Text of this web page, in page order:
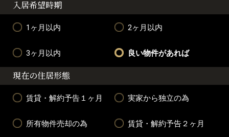
入居希望時期
1ヶ月以内 2ヶ月以内
3ヶ月以内 良い物件があれば
現在の住居形態
賃貸・解約予告１ヶ月 実家から独立の為
所有物件売却の為 賃貸・解約予告２ヶ月